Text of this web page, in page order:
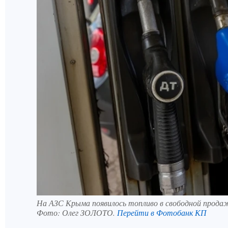
На АЗС Крыма появилось топливо в свободной
Фото: Олег ЗОЛОТО. Перейти в Фотобанк КП